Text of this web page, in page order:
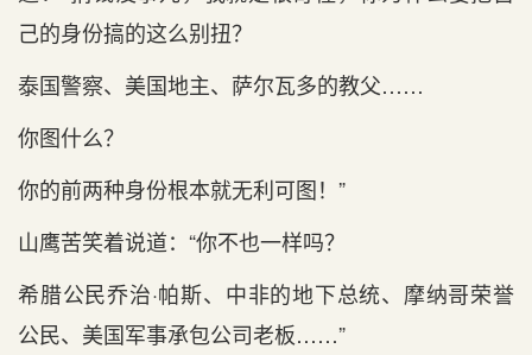
己的身份搞的这么别扭？
泰国警察、美国地主、萨尔瓦多的教父……
你图什么？
你的前两种身份根本就无利可图！”
山鹰苦笑着说道：“你不也一样吗？
希腊公民乔治·帕斯、中非的地下总统、摩纳哥荣誉
公民、美国军事承包公司老板……”